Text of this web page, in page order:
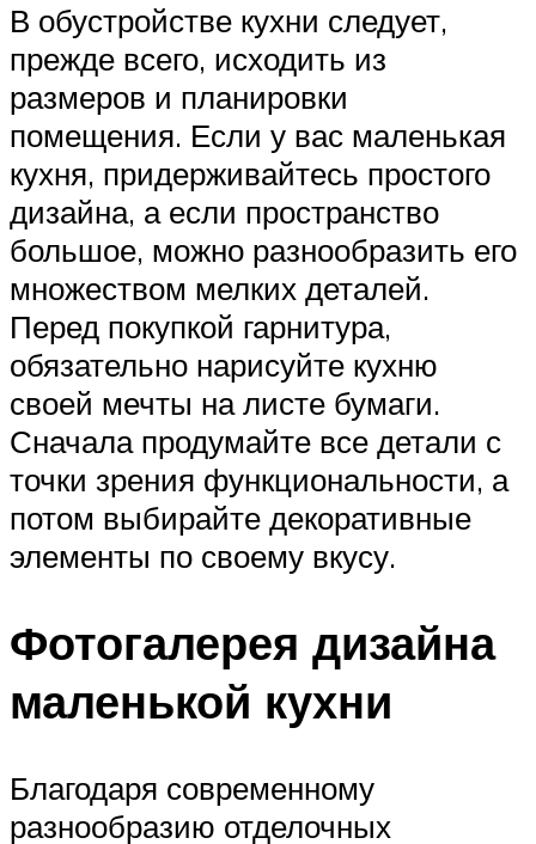
В обустройстве кухни следует,
прежде всего, исходить из
размеров и планировки
помещения. Если у вас маленькая
кухня, придерживайтесь простого
дизайна, а если пространство
большое, можно разнообразить его
множеством мелких деталей.
Перед покупкой гарнитура,
обязательно нарисуйте кухню
своей мечты на листе бумаги.
Сначала продумайте все детали с
точки зрения функциональности, а
потом выбирайте декоративные
элементы по своему вкусу.
Фотогалерея дизайна
маленькой кухни
Благодаря современному
разнообразию отделочных